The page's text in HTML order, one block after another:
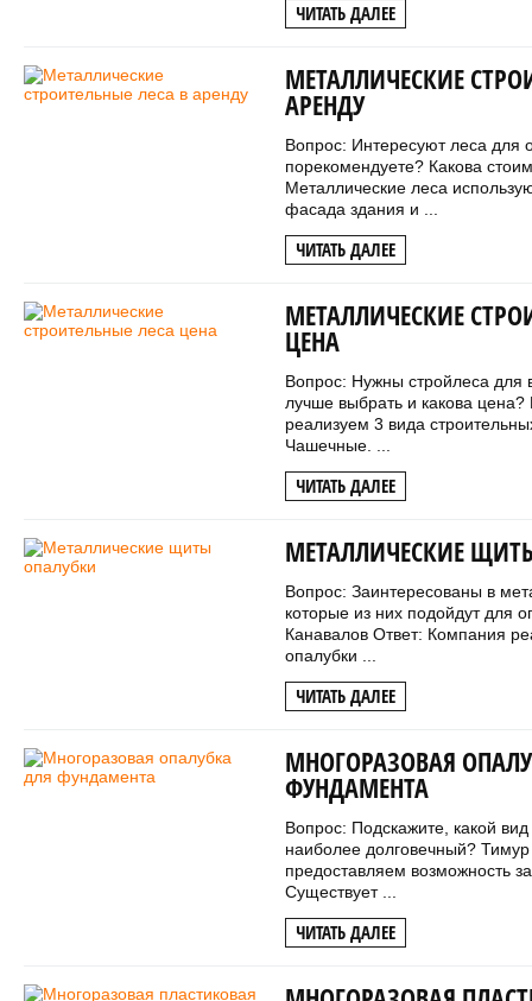
ЧИТАТЬ ДАЛЕЕ
МЕТАЛЛИЧЕСКИЕ
АРЕНДУ
Вопрос: Интересуют леса для
порекомендуете? Какова
Металлические леса
фасада здания и ...
ЧИТАТЬ ДАЛЕЕ
МЕТАЛЛИЧЕСКИЕ
ЦЕНА
Вопрос: Нужны стройлеса для
лучше выбрать и какова
реализуем 3 вида
Чашечные. ...
ЧИТАТЬ ДАЛЕЕ
МЕТАЛЛИЧЕСКИЕ
Вопрос: Заинтересованы в
которые из них подойдут для
Канавалов Ответ: Компания
опалубки ...
ЧИТАТЬ ДАЛЕЕ
МНОГОРАЗОВАЯ
ФУНДАМЕНТА
Вопрос: Подскажите, какой
наиболее долговечный?
предоставляем возможность
Существует ...
ЧИТАТЬ ДАЛЕЕ